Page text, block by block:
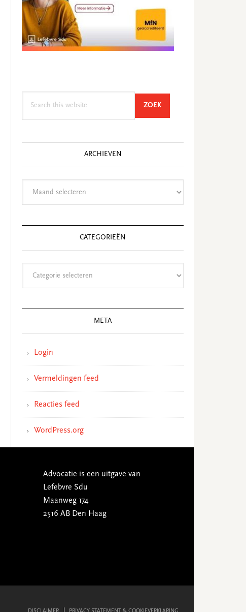
ZOEKSEARCH
ARCHIEVEN
CATEGORIEËN
META
Login
Vermeldingen feed
Reacties feed
WordPress.org
Advocatie is een uitgave van
Lefebvre Sdu
Maanweg 174
2516 AB Den Haag